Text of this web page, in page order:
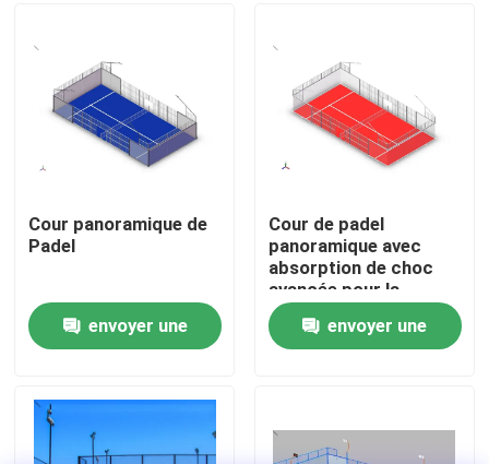
Visite de l'usine
Contrôle de qualité
Nous contacter
Nouvelles
Demander un devis
Cour panoramique de
Padel
envoyer une
Cour de padel
panoramique avec
absorption de choc
avancée pour la
sécurité des joueurs
envoyer une